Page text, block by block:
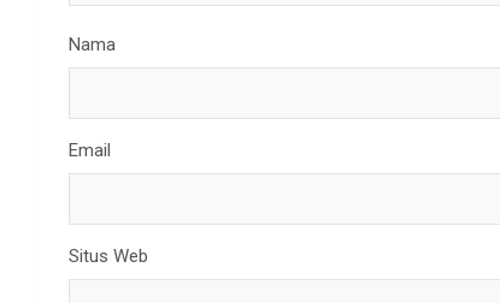
Nama
Email
Situs Web